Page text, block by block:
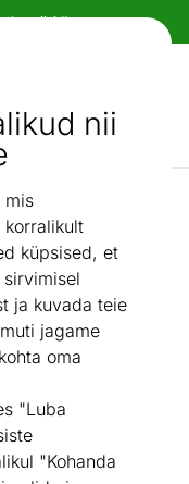
nii
mis
küpsised, et
ja kuvada teie
jagame
oma
"Luba
"Kohanda
AI otsing
Torge, 2 tk